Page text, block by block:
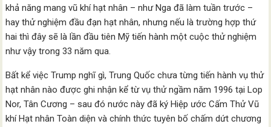
khả năng mang vũ khí hạt nhân – như Nga đã làm tuần trước –
hay thử nghiệm đầu đạn hạt nhân, nhưng nếu là trường hợp thứ
hai thì đây sẽ là lần đầu tiên Mỹ tiến hành một cuộc thử nghiệm
như vậy trong 33 năm qua.
Bất kể việc Trump nghĩ gì, Trung Quốc chưa từng tiến hành vụ thử
hạt nhân nào được ghi nhận kể từ vụ thử ngầm năm 1996 tại Lop
Nor, Tân Cương – sau đó nước này đã ký Hiệp ước Cấm Thử Vũ
khí Hạt nhân Toàn diện và chính thức tuyên bố chấm dứt chương